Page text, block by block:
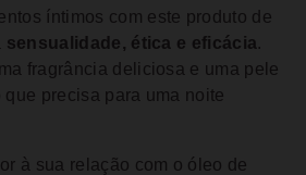
íntimos com este produto de
sensualidade, ética e eficácia.
fragrância deliciosa e uma pele
precisa para uma noite
à sua relação com o óleo de